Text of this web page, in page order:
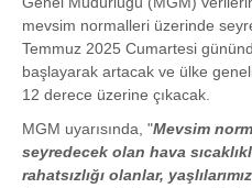
mevsim normalleri üzerinde
Temmuz 2025 Cumartesi
başlayarak artacak ve ülke
12 derece üzerine çıkacak.
MGM uyarısında, "Mevsim
seyredecek olan hava
rahatsızlığı olanlar,